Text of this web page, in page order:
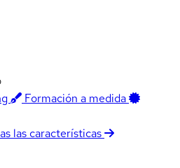
Formación a medida
las características